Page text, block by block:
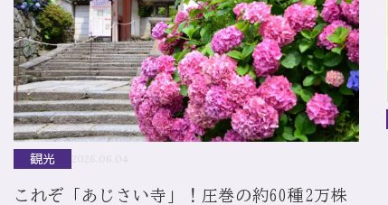
観光
これぞ「あじさい寺」！圧巻の約60種2万株